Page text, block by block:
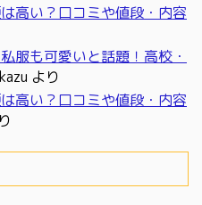
高い？口コミや値段・内容
服も可愛いと話題！高校・
より
高い？口コミや値段・内容